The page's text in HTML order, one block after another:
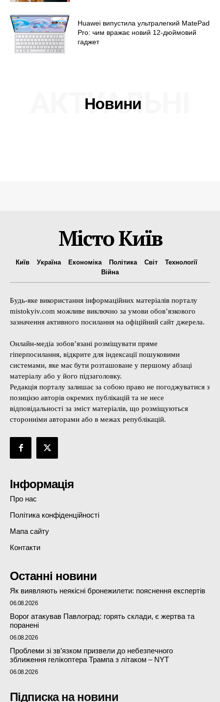
Huawei випустила ультралегкий MatePad
Pro: чим вражає новий 12-дюймовий
гаджет
Новини
АКТУАЛЬНІ
Місто Київ
Київ Україна Економіка Політика Світ
Технології
Війна
Будь-яке використання інформаційних матеріалів порталу
mistokyiv.com можливе виключно за умови обов’язкового
зазначення активного посилання на офіційний сайт джерела.
Онлайн-медіа зобов’язані розміщувати пряме
гіперпосилання, відкрите для індексації пошуковими
системами, яке має бути розташоване у першому абзаці
матеріалу або у його підзаголовку.
Редакція порталу залишає за собою право не погоджуватися з
позицією авторів окремих публікацій та не несе
відповідальності за зміст матеріалів, що розміщуються
сторонніми авторами або в межах републікацій.
Інформація
Про нас
Політика конфіденційності
Мапа сайту
Контакти
Останні новини
Як виявляють неякісні бронежилети: пояснення експертів
06.08.2026
Ворог атакував Павлоград: горять склади, є жертва та
поранені
06.08.2026
Проблеми зі зв’язком призвели до небезпечного
зближення гелікоптера Трампа з літаком – NYT
06.08.2026
Підписка на новини